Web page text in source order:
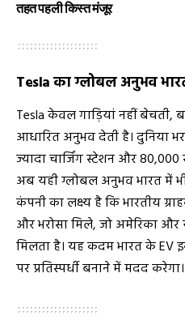
तहत पहली किस्त मंजूर
Tesla का ग्लोबल अनुभव
Tesla केवल गाड़ियां नहीं बेचती,
आधारित अनुभव देती है। दुनिया
ज्यादा चार्जिंग स्टेशन और
अब यही ग्लोबल अनुभव भारत में
कंपनी का लक्ष्य है कि भारतीय
और भरोसा मिले, जो अमेरिका और
मिलता है। यह कदम भारत के EV
पर प्रतिस्पर्धी बनाने में मदद करेगा।